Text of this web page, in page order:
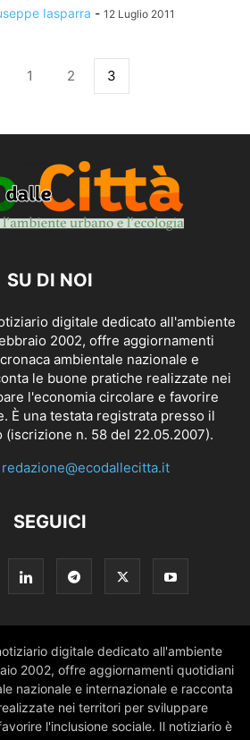
Iasparra - 12 Luglio 2011
1 2 3
SU DI NOI
digitale dedicato all'ambiente
2002, offre aggiornamenti
ambientale nazionale e
le buone pratiche realizzate nei
l'economia circolare e favorire
È una testata registrata presso il
n. 58 del 22.05.2007).
redazione@ecodallecitta.it
SEGUICI
digitale dedicato all'ambiente
2002, offre aggiornamenti quotidiani
nazionale e internazionale e racconta
nei territori per sviluppare
l'inclusione sociale. Il notiziario è